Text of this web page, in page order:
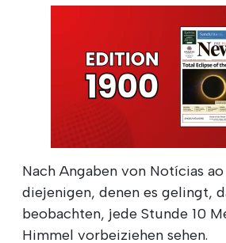
Nach Angaben von Notícias
diejenigen, denen es gelingt,
beobachten, jede Stunde 10
Himmel vorbeiziehen sehen.